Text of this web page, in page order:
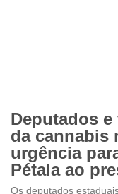
Deputados
da cannabis
urgência
Pétala ao
Os deputados